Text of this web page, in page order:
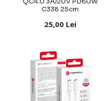
C338 25cm
25,00 Lei